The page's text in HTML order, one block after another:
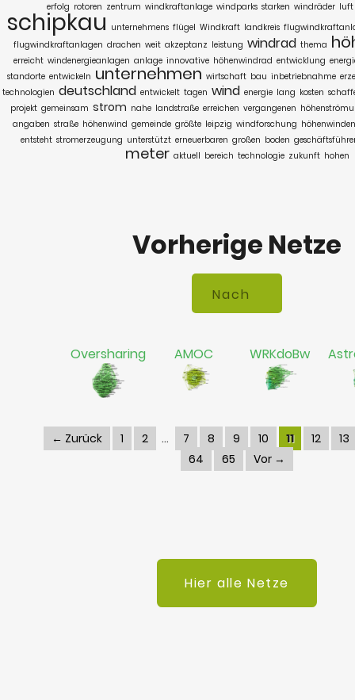
erfolg rotoren zentrum windkraftanlage windparks starken windräder luft
schipkau unternehmens flügel Windkraft landkreis
flugwindkraftanlagen drachen weit akzeptanz leistung windrad thema
erreicht windenergieanlagen anlage innovative höhenwindrad entwicklung
standorte entwickeln unternehmen wirtschaft bau inbetriebnahme
technologien deutschland entwickelt tagen wind energie lang kosten
projekt gemeinsam strom nahe landstraße erreichen vergangenen
angaben straße höhenwind gemeinde größte leipzig windforschung
entsteht stromerzeugung unterstützt erneuerbaren großen boden
meter aktuell bereich technologie zukunft hohen
Vorherige Netze
Oversharing AMOC WRKdoBw
← Zurück 1 2 7 8 9 10 11 12
13
64
65 Vor →
Hier alle Netze